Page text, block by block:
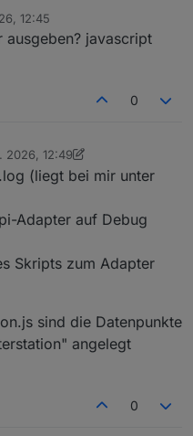
12:45
ausgeben? javascript
0
2026, 12:49
(liegt bei mir unter
Adapter auf Debug
Skripts zum Adapter
sind die Datenpunkte
angelegt
0